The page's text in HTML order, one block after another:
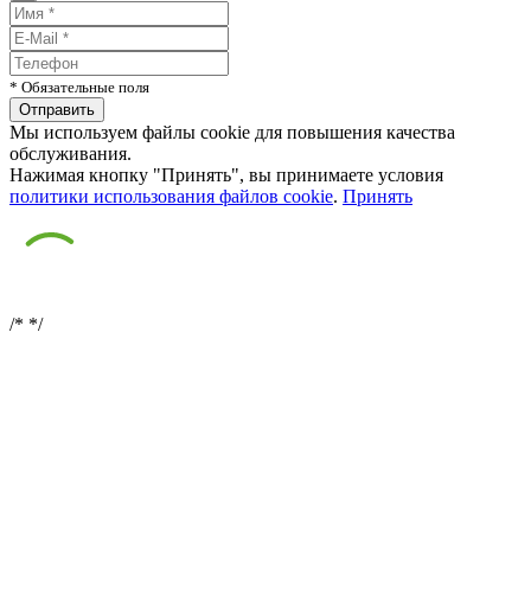
* Обязательные поля
Мы используем файлы cookie для повышения качества
обслуживания.
Нажимая кнопку "Принять", вы принимаете условия
политики использования файлов cookie. Принять
/* */